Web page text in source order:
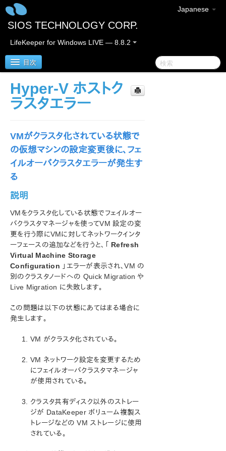
Japanese
SIOS TECHNOLOGY CORP.
LifeKeeper for Windows LIVE — 8.8.2
目次
SIOS Protection Suite/LifeKeeper for Windows
SIOS Protection Suite/LifeKeeper for Windows ク
イックスタートガイド
AWS VPC ピア接続クイックスタートガイド
Microsoft Azure 動作検証ガイド
SIOS Protection Suite/LifeKeeper インストレーション
ガイド
SIOS Protection Suite/LifeKeeper for Windows テ
はじめに
構成
ユーザガイド
DataKeeper
はじめに
構成
ユーザガイド
よくある質問
トラブルシューティング
Hyper-V ホストク
ラスタエラー
VMがクラスタ化されている状態で
の仮想マシンの設定変更後に、フェ
イルオーバクラスタエラーが発生す
る
説明
VMをクラスタ化している状態でフェイルオー
バクラスタマネージャを使ってVM 設定の変
更を行う際にVMに対してネットワークインタ
ーフェースの追加などを行うと、「 Refresh
Virtual Machine Storage
Configuration 」エラーが表示され、VM の
別のクラスタノードへの Quick Migration や
Live Migration に失敗します。
この問題は以下の状態にあてはまる場合に
発生します。
VM がクラスタ化されている。
VM ネットワーク設定を変更するため
にフェイルオーバクラスタマネージャ
が使用されている。
クラスタ共有ディスク以外のストレー
ジが DataKeeper ボリューム複製ス
トレージなどの VM ストレージに使用
されている。